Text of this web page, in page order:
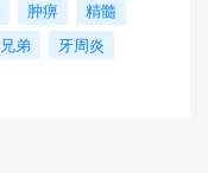
肿痹
精髓
兄弟
牙周炎